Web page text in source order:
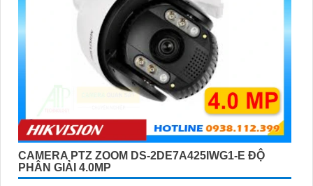
CAMERA PTZ ZOOM DS-2DE7A425IWG1-E ĐỘ
PHÂN GIẢI 4.0MP